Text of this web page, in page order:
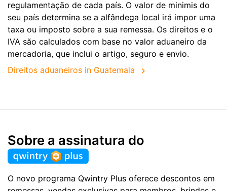
regulamentação de cada país. O valor de minimis do
seu país determina se a alfândega local irá impor uma
taxa ou imposto sobre a sua remessa. Os direitos e o
IVA são calculados com base no valor aduaneiro da
mercadoria, que inclui o artigo, seguro e envio.
Direitos aduaneiros in Guatemala
Sobre a assinatura do
O novo programa Qwintry Plus oferece descontos em